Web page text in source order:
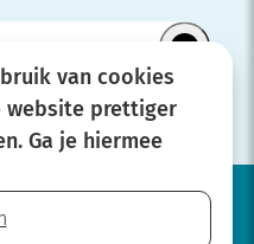
van cookies
website prettiger
Ga je hiermee